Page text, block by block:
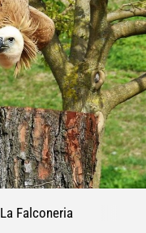
La Falconeria